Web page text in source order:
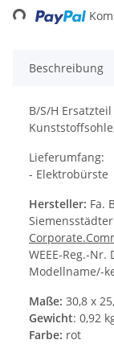
Beschreibung
B/S/H
Lieferumfang:
- Elektrobürste
Hersteller: Fa.
WEEE-Reg.-Nr.
Modellname/-
Maße: 30,8 x
Gewicht: 0,92
Farbe: rot